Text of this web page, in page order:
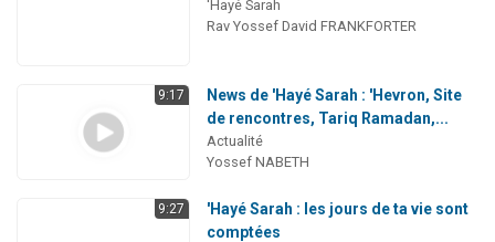
'Hayé Sarah
Rav Yossef David FRANKFORTER
9:17
News de 'Hayé Sarah : 'Hevron, Site
de rencontres, Tariq Ramadan,...
Actualité
Yossef NABETH
9:27
'Hayé Sarah : les jours de ta vie sont
comptées